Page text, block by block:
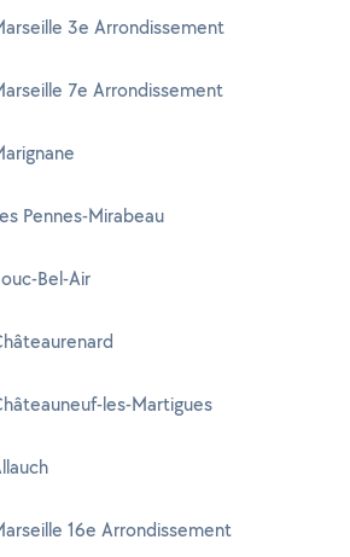
3e Arrondissement
7e Arrondissement
Pennes-Mirabeau
Bel-Air
les-Martigues
16e Arrondissement